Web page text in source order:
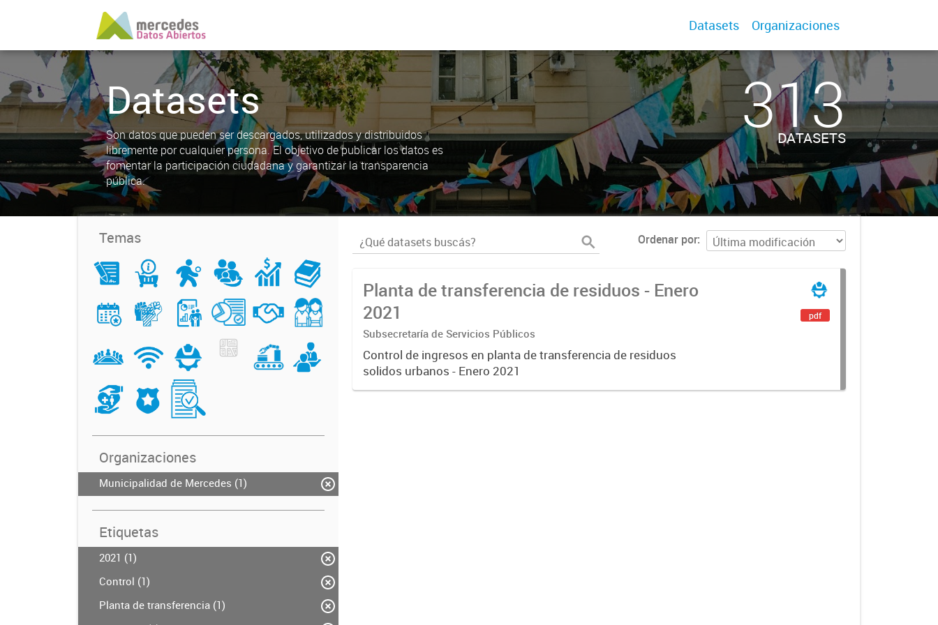
Datasets Organizaciones
Datasets
Son datos que pueden ser descargados, utilizados y distribuidos
libremente por cualquier persona. El objetivo de publicar los datos es
fomentar la participación ciudadana y garantizar la transparencia
pública.
313
DATASETS
Temas
Organizaciones
Municipalidad de Mercedes (1)
Etiquetas
2021 (1)
Control (1)
Planta de transferencia (1)
Ordenar por
Planta de transferencia de residuos - Enero
2021
Subsecretaría de Servicios Públicos
Control de ingresos en planta de transferencia de residuos
solidos urbanos - Enero 2021
pdf